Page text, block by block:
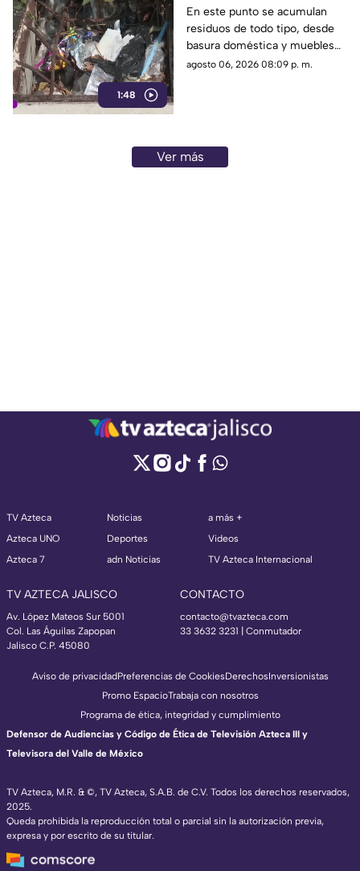
1:48
convierte en un foco de
infección por
acumulación de
residuos.
En este punto se acumulan
residuos de todo tipo, desde
basura doméstica y muebles
viejos hasta animales muertos,
condiciones insalubres del
lugar.
agosto 06, 2026 08:09 p. m.
Ver más
TV Azteca
Azteca UNO
Azteca 7
Noticias
Deportes
adn Noticias
a más +
Videos
TV Azteca Internacional
TV AZTECA JALISCO
Av. López Mateos Sur 5001
Col. Las Águilas Zapopan
Jalisco C.P. 45080
CONTACTO
contacto@tvazteca.com
33 3632 3231 | Conmutador
TV Azteca, M.R. & ©, TV Azteca, S.A.B. de C.V. Todos los derechos reservados,
2025.
Queda prohibida la reproducción total o parcial sin la autorización previa,
expresa y por escrito de su titular.
Aviso de privacidadPreferencias de CookiesDerechosInversionistas
Promo EspacioTrabaja con nosotros
Programa de ética, integridad y cumplimiento
Defensor de Audiencias y Código de Ética de Televisión Azteca III y
Televisora del Valle de México